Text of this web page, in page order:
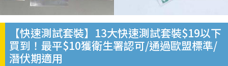
【快速測試套裝】13大快速測試套裝$19以下
買到！最平$10獲衛生署認可/通過歐盟標準/
潛伏期適用